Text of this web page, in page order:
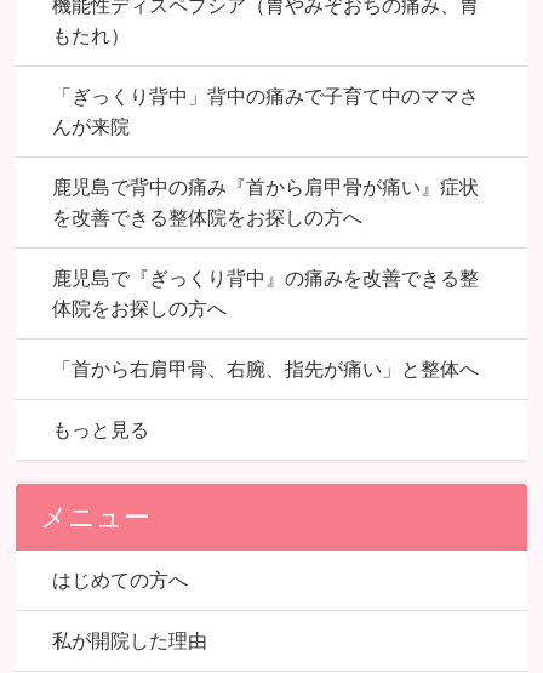
機能性ディスペプシア（胃やみぞおちの痛み、胃
もたれ）
「ぎっくり背中」背中の痛みで子育て中のママさ
んが来院
鹿児島で背中の痛み『首から肩甲骨が痛い』症状
を改善できる整体院をお探しの方へ
鹿児島で『ぎっくり背中』の痛みを改善できる整
体院をお探しの方へ
「首から右肩甲骨、右腕、指先が痛い」と整体へ
もっと見る
メニュー
はじめての方へ
私が開院した理由